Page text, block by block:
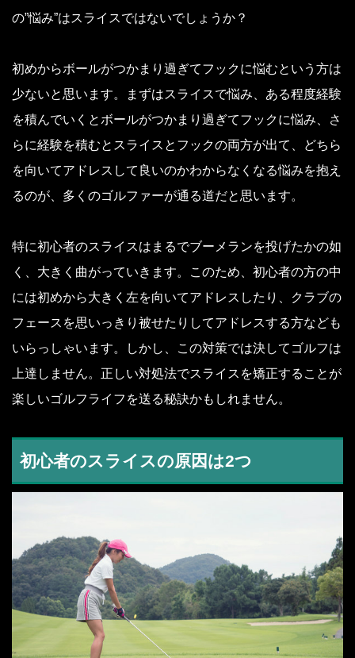
の”悩み”はスライスではないでしょうか？
初めからボールがつかまり過ぎてフックに悩むという方は
少ないと思います。まずはスライスで悩み、ある程度経験
を積んでいくとボールがつかまり過ぎてフックに悩み、さ
らに経験を積むとスライスとフックの両方が出て、どちら
を向いてアドレスして良いのかわからなくなる悩みを抱え
るのが、多くのゴルファーが通る道だと思います。
特に初心者のスライスはまるでブーメランを投げたかの如
く、大きく曲がっていきます。このため、初心者の方の中
には初めから大きく左を向いてアドレスしたり、クラブの
フェースを思いっきり被せたりしてアドレスする方なども
いらっしゃいます。しかし、この対策では決してゴルフは
上達しません。正しい対処法でスライスを矯正することが
楽しいゴルフライフを送る秘訣かもしれません。
初心者のスライスの原因は2つ